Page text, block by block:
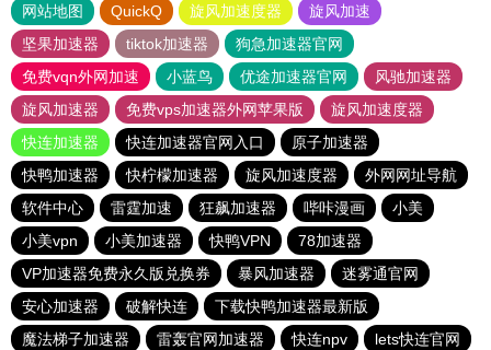
网站地图 QuickQ 旋风加速度器
旋风加速
坚果加速器
tiktok加速器
狗急加速器官网
免费vqn外网加速
小蓝鸟 优途加速器官网
风驰加速器
旋风加速器
免费vps加速器外网苹果版
旋风加速度器
快连加速器
快连加速器官网入口
原子加速器
快鸭加速器
快柠檬加速器 旋风加速度器
外网网址导航
软件中心
雷霆加速 狂飙加速器 哔咔漫画
小美
小美vpn
小美加速器 快鸭VPN
78加速器
VP加速器免费永久版兑换券
暴风加速器
迷雾通官网
安心加速器
破解快连
下载快鸭加速器最新版
魔法梯子加速器
雷轰官网加速器 快连npv
lets快连官网